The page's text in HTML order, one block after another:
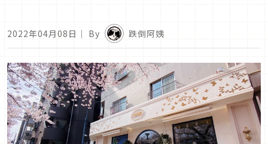
2022年04月08日 ｜ By 跌倒阿姨